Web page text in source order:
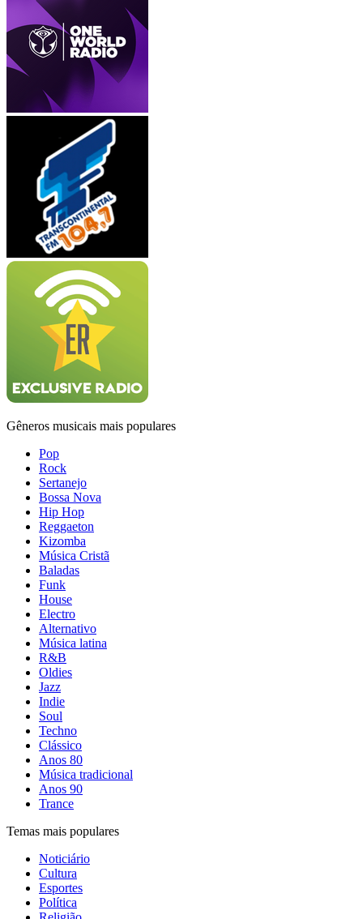
Gêneros musicais mais populares
Pop
Rock
Sertanejo
Bossa Nova
Hip Hop
Reggaeton
Kizomba
Música Cristã
Baladas
Funk
House
Electro
Alternativo
Música latina
R&B
Oldies
Jazz
Indie
Soul
Techno
Clássico
Anos 80
Música tradicional
Anos 90
Trance
Temas mais populares
Noticiário
Cultura
Esportes
Política